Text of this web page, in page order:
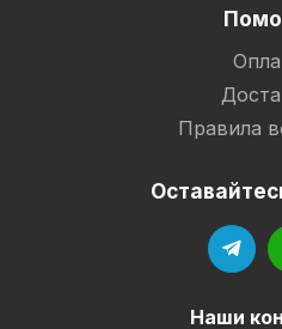
Правила
Наши